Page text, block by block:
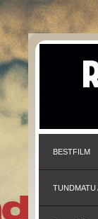
BESTFILM
TUNDMATU